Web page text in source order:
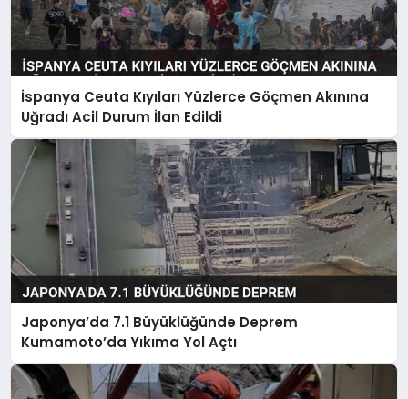
İspanya Ceuta Kıyıları Yüzlerce Göçmen Akınına
Uğradı Acil Durum İlan Edildi
Japonya’da 7.1 Büyüklüğünde Deprem
Kumamoto’da Yıkıma Yol Açtı